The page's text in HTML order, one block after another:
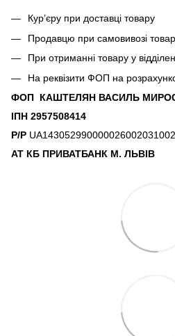
Кур’єру при доставці товару
Продавцю при самовивозі
При отриманні товару у
На реквізити ФОП на
ФОП КАШТЕЛЯН ВАСИЛЬ
ІПН 2957508414
Р/Р
АТ КБ ПРИВАТБАНК М. ЛЬВІВ